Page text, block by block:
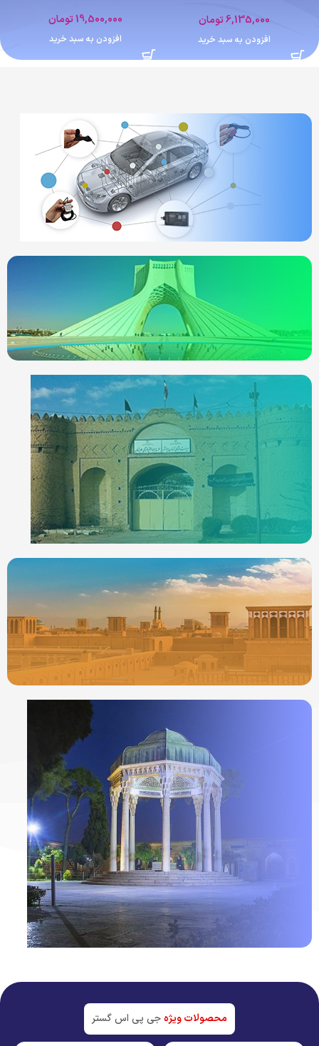
4,400,000تومان
اطلاعات بیشتر
12,364,000 تومان
افزودن به سبد خرید
ردیاب خودرو در
ردیاب خودرو درایرانشهر
جدیدترین ردیابها
ردیاب خودرو درشیراز
محصولات ویژهجی پی اس گستر